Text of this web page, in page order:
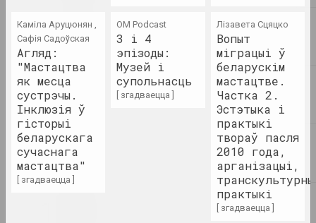
2023 – 2024. персанальная выстава
Свет вачыма дзяцей
2023. выстава
Сукцэсія хвойных
2023. персанальная выстава, замежнае падзея
Тое, што парушана, стае
адчувальным. Інфраструктуры
і салідарнасць па-за межамі
постсавецкіх умоў
Каміла Аруцюнян ,
Сафія Садоўская
Агляд:
"Мастацтва
як месца
сустрэчы.
Інклюзія ў
гісторыі
беларускага
сучаснага
мастацтва"
[ згадваецца ]
OM Podcast
3 і 4
эпізоды:
Музей і
супольнасць
[ згадваецца ]
Лізавета Сцяцко
Вопыт
міграцыі ў
беларускім
мастацтве.
Частка 2.
Эстэтыка і
практыкі
твораў пасля
2010 года,
арганізацыі,
практыкі
[ згадваецца ]